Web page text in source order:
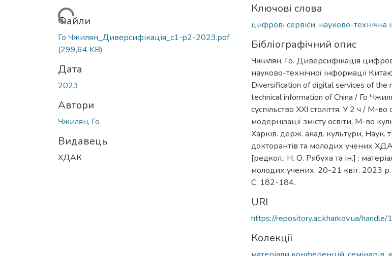
Вантажиться...Файли
Го Чжилян_Диверсифікація_c1-p2-2023.pdf
(299,64 KB)
Дата
2023
Автори
Чжилян, Го
Видавець
ХДАК
Ключові слова
цифрові сервіси, науково-технічна
Бібліографічний опис
Чжилян, Го. Диверсифікація
науково-технічної інформації
Diversification of digital services of the
technical information of China / Го
суспільство ХХІ століття. У 2 ч / М-во
модернізації змісту освіти, М-во
Харків. держ. акад. культури, Наук.
докторантів та молодих учених
[редкол.: Н. О. Рябуха та ін.] :
молодих учених, 20-21 квіт.
С. 182-184.
URI
https://repository.ac.kharkov.ua/
Колекції